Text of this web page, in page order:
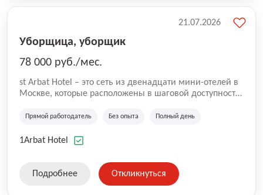
Уборщица, уборщик
78 000 руб./мес.
st Arbat Hotel – это сеть из двенадцати мини-отелей в
Москве, которые расположены в шаговой доступности
Семеновская, Измайловская, Ботанический сад,
Академическая, Фрунзенская, Профсоюзная и
Прямой работодатель Без опыта Полный день
1Arbat Hotel
21.07.2026
Подробнее Откликнуться